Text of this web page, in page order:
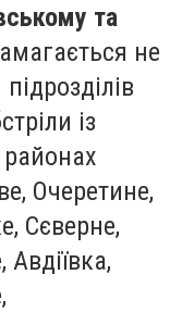
та
не
із
районах
Очеретине,
Сєверне,